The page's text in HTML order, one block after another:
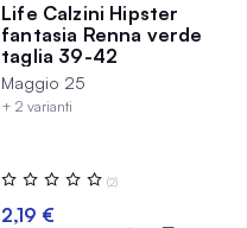
Life Calzini Hipster
fantasia Renna verde
taglia 39-42
Maggio 25
+ 2 varianti
Valutazione:
0%
(2)
2,19 €